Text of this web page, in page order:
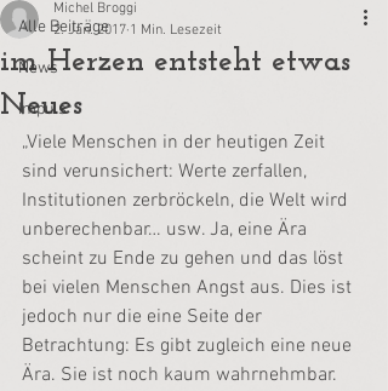
Alle Beiträge
News
Impuls
im Herzen entsteht etwas
Neues
Michel Broggi
2. Jan. 2017 1 Min. Lesezeit
„Viele Menschen in der heutigen Zeit
sind verunsichert: Werte zerfallen,
Institutionen zerbröckeln, die Welt wird
unberechenbar… usw. Ja, eine Ära
scheint zu Ende zu gehen und das löst
bei vielen Menschen Angst aus. Dies ist
jedoch nur die eine Seite der
Betrachtung: Es gibt zugleich eine neue
Ära. Sie ist noch kaum wahrnehmbar.